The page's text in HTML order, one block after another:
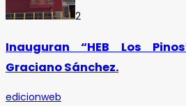
2
Inauguran “HEB Los
Graciano Sánchez.
edicionweb